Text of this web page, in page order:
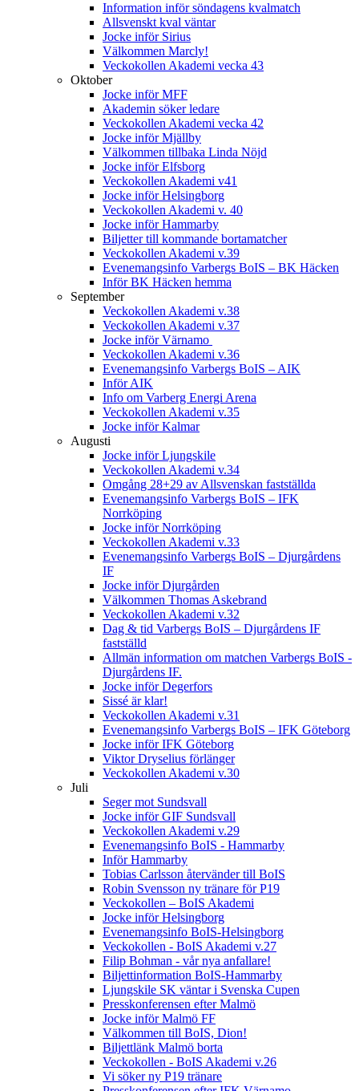
Information inför söndagens kvalmatch
Allsvenskt kval väntar
Jocke inför Sirius
Välkommen Marcly!
Veckokollen Akademi vecka 43
Oktober
Jocke inför MFF
Akademin söker ledare
Veckokollen Akademi vecka 42
Jocke inför Mjällby
Välkommen tillbaka Linda Nöjd
Jocke inför Elfsborg
Veckokollen Akademi v41
Jocke inför Helsingborg
Veckokollen Akademi v. 40
Jocke inför Hammarby
Biljetter till kommande bortamatcher
Veckokollen Akademi v.39
Evenemangsinfo Varbergs BoIS – BK Häcken
Inför BK Häcken hemma
September
Veckokollen Akademi v.38
Veckokollen Akademi v.37
Jocke inför Värnamo
Veckokollen Akademi v.36
Evenemangsinfo Varbergs BoIS – AIK
Inför AIK
Info om Varberg Energi Arena
Veckokollen Akademi v.35
Jocke inför Kalmar
Augusti
Jocke inför Ljungskile
Veckokollen Akademi v.34
Omgång 28+29 av Allsvenskan fastställda
Evenemangsinfo Varbergs BoIS – IFK
Norrköping
Jocke inför Norrköping
Veckokollen Akademi v.33
Evenemangsinfo Varbergs BoIS – Djurgårdens
IF
Jocke inför Djurgården
Välkommen Thomas Askebrand
Veckokollen Akademi v.32
Dag & tid Varbergs BoIS – Djurgårdens IF
fastställd
Allmän information om matchen Varbergs BoIS -
Djurgårdens IF.
Jocke inför Degerfors
Sissé är klar!
Veckokollen Akademi v.31
Evenemangsinfo Varbergs BoIS – IFK Göteborg
Jocke inför IFK Göteborg
Viktor Dryselius förlänger
Veckokollen Akademi v.30
Juli
Seger mot Sundsvall
Jocke inför GIF Sundsvall
Veckokollen Akademi v.29
Evenemangsinfo BoIS - Hammarby
Inför Hammarby
Tobias Carlsson återvänder till BoIS
Robin Svensson ny tränare för P19
Veckokollen – BoIS Akademi
Jocke inför Helsingborg
Evenemangsinfo BoIS-Helsingborg
Veckokollen - BoIS Akademi v.27
Filip Bohman - vår nya anfallare!
Biljettinformation BoIS-Hammarby
Ljungskile SK väntar i Svenska Cupen
Presskonferensen efter Malmö
Jocke inför Malmö FF
Välkommen till BoIS, Dion!
Biljettlänk Malmö borta
Veckokollen - BoIS Akademi v.26
Vi söker ny P19 tränare